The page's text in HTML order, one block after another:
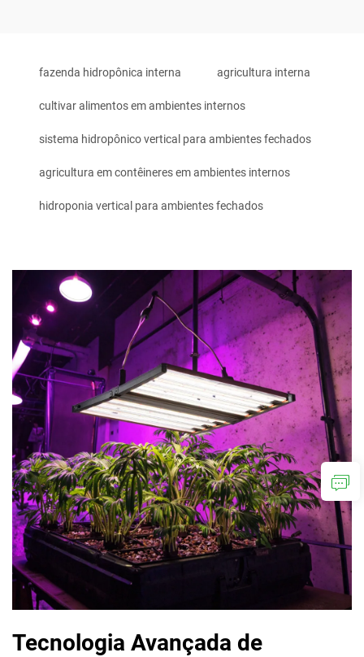
fazenda hidropônica interna agricultura interna
cultivar alimentos em ambientes internos
sistema hidropônico vertical para ambientes fechados
agricultura em contêineres em ambientes internos
hidroponia vertical para ambientes fechados
Tecnologia Avançada de